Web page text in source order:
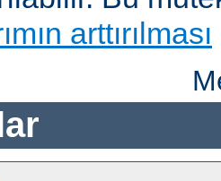
arttırılması